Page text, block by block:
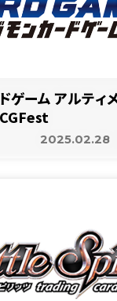
ゲーム アルティ
2025.02.28